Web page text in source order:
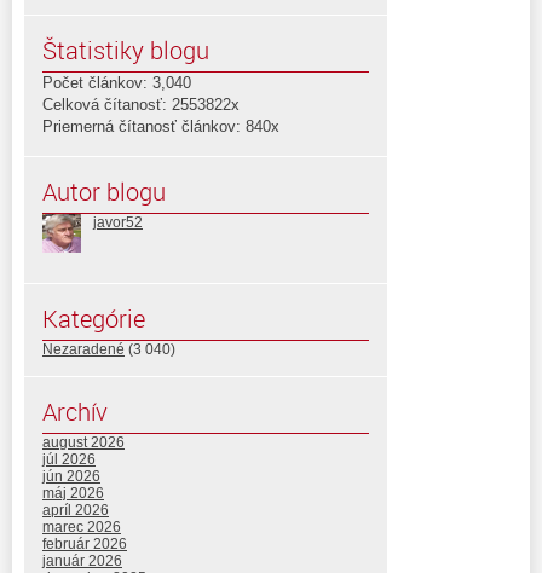
Štatistiky blogu
Počet článkov: 3,040
Celková čítanosť: 2553822x
Priemerná čítanosť článkov: 840x
Autor blogu
javor52
Kategórie
Nezaradené (3 040)
Archív
august 2026
júl 2026
jún 2026
máj 2026
apríl 2026
marec 2026
február 2026
január 2026